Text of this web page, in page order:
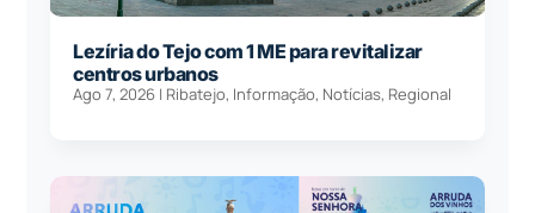
Lezíria do Tejo com 1 ME para revitalizar
centros urbanos
Ago 7, 2026 | Ribatejo, Informação, Notícias, Regional